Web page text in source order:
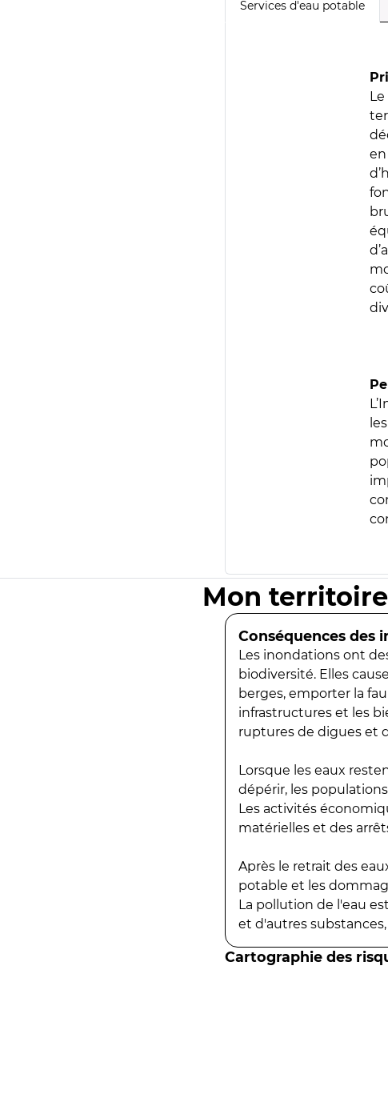
Services d'eau potable
Mon
Conséquences des
Les inondations ont
biodiversité. Elles
berges, emporter la
infrastructures et les
ruptures de digues et
Lorsque les eaux
dépérir, les
Les activités
matérielles et des
Après le retrait des
potable et les
La pollution de l'eau
et d'autres
Cartographie des